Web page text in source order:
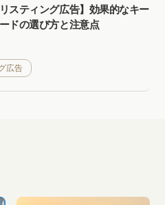
リスティング広告】効果的なキー
ドの選び方と注意点
広告